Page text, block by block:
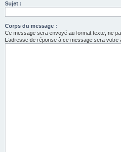
Sujet :
Corps du message :
Ce message sera envoyé au format texte, ne
L’adresse de réponse à ce message sera votre